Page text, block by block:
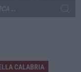
CALABRIA